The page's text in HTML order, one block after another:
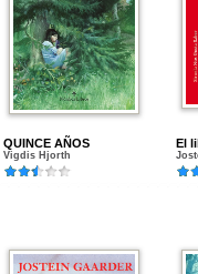
QUINCE AÑOS
Vigdis Hjorth
El